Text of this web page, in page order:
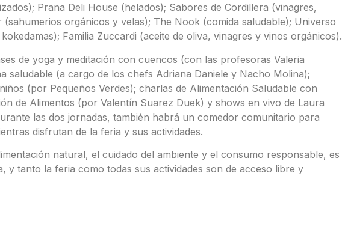
Prana Deli House (helados); Sabores de Cordillera (vinagres,
orgánicos y velas); The Nook (comida saludable); Universo
Familia Zuccardi (aceite de oliva, vinagres y vinos orgánicos).
de yoga y meditación con cuencos (con las profesoras Valeria
saludable (a cargo de los chefs Adriana Daniele y Nacho Molina);
(por Pequeños Verdes); charlas de Alimentación Saludable con
de Alimentos (por Valentín Suarez Duek) y shows en vivo de Laura
las dos jornadas, también habrá un comedor comunitario para
disfrutan de la feria y sus actividades.
natural, el cuidado del ambiente y el consumo responsable, es
y tanto la feria como todas sus actividades son de acceso libre y